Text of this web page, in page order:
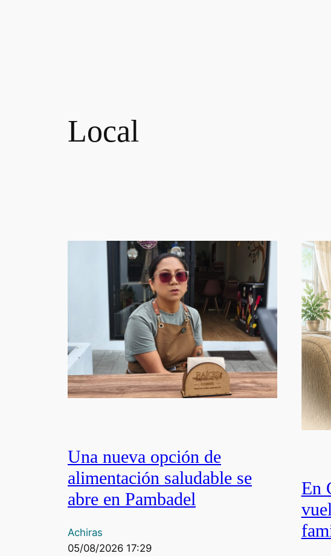
Local
Una nueva opción de
alimentación saludable se
abre en Pambadel
Achiras
05/08/2026 17:29
En